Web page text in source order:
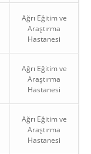
Ağrı Eğitim ve
Araştırma
Hastanesi
Ağrı Eğitim ve
Araştırma
Hastanesi
Ağrı Eğitim ve
Araştırma
Hastanesi